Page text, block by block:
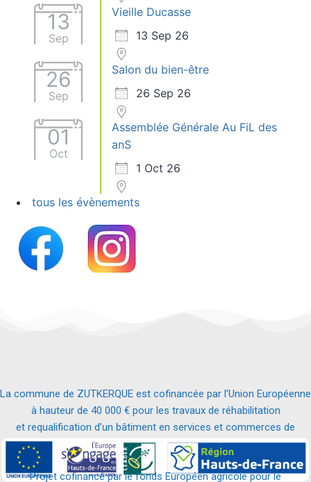
13
Sep
Vieille Ducasse
13 Sep 26
26
Sep
Salon du bien-être
26 Sep 26
01
Oct
Assemblée Générale Au FiL des
anS
1 Oct 26
tous les évènements
La commune de ZUTKERQUE est cofinancée par l’Union Européenne
à hauteur de 40 000 € pour les travaux de réhabilitation
et requalification d’un bâtiment en services et commerces de
proximité.
Projet cofinancé par le fonds Européen agricole pour le